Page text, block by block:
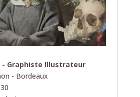
- Graphiste Illustrateur
- Bordeaux